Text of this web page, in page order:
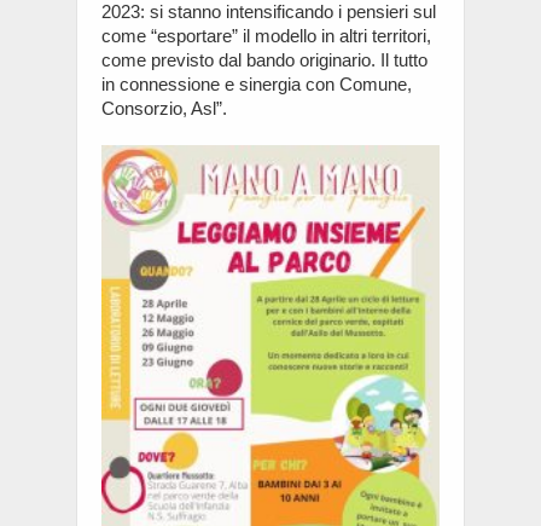
2023: si stanno intensificando i pensieri sul
come “esportare” il modello in altri territori,
come previsto dal bando originario. Il tutto
in connessione e sinergia con Comune,
Consorzio, Asl”.